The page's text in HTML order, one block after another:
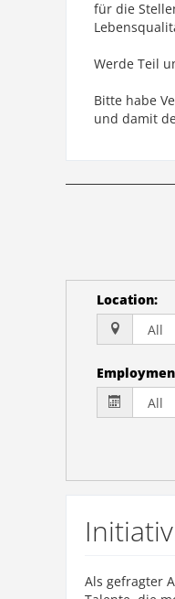
für die
Werde Teil
Bitte habe
und damit
Location:
Als gefragter